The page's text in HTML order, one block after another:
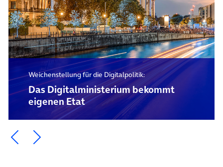
Weichenstellung für die Digitalpolitik:
Das Digital­ministerium bekommt
eigenen Etat
Ein Element zurück blättern
Ein Element weiter blättern